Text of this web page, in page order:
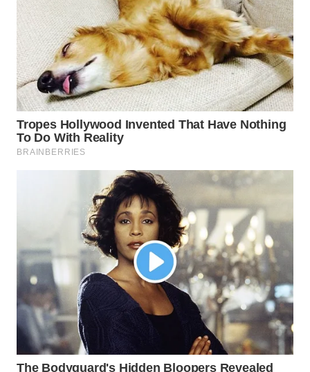
SULSEL
WN
GORONTALO
WN
SULUT
WN
WN
DAIRI
DANAU
TOBA
WN